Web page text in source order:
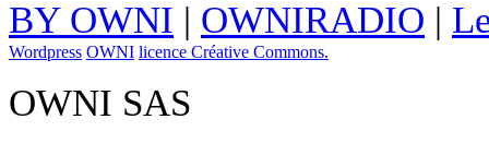
BY OWNI | OWNIRADIO |
Wordpress OWNI licence Créative Commons.
OWNI SAS